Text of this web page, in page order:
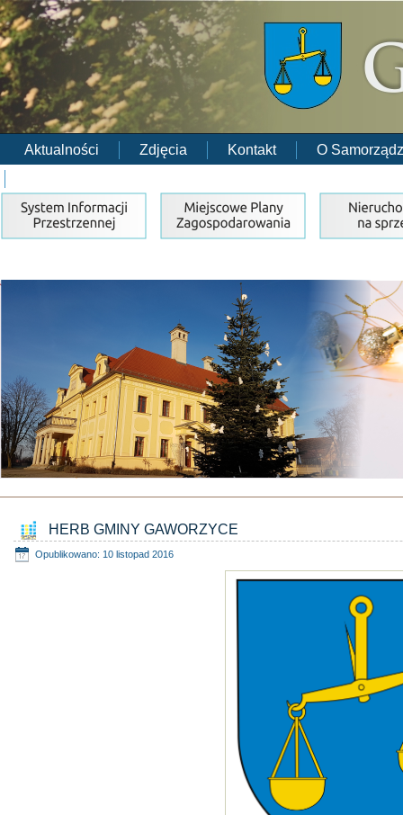
Aktualności Zdjęcia Kontakt
O
HERB GMINY GAWORZYCE
Opublikowano: 10 listopad 2016